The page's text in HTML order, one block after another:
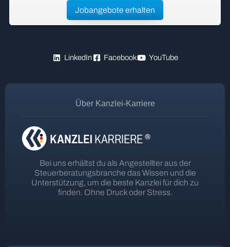
Jobangebote erhalten
LinkedIn Facebook YouTube
Über Kanzlei-Karriere
Bei uns erhältst du als Angestellter aus der
Steuerberatungsbranche das Wissen und die
Unterstützung, um die beste Kanzlei für dich zu
finden. Ohne Druck oder Stress.